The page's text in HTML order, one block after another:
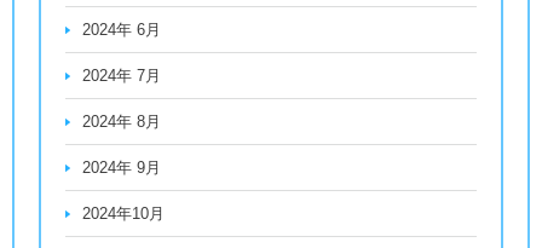
2024年 6月
2024年 7月
2024年 8月
2024年 9月
2024年10月